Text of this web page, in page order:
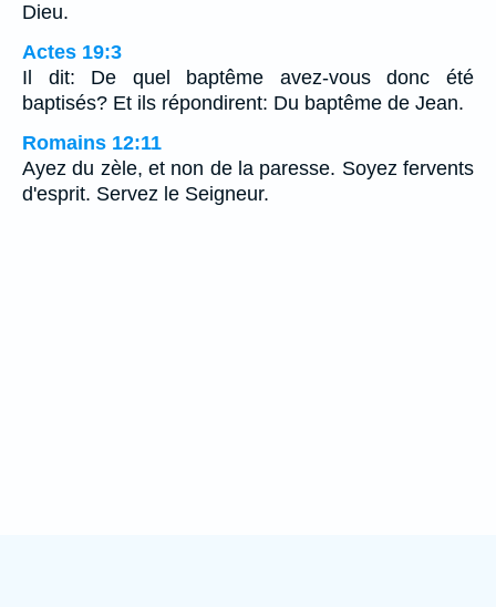
Dieu.
Actes 19:3
Il dit: De quel baptême avez-vous donc été
baptisés? Et ils répondirent: Du baptême de Jean.
Romains 12:11
Ayez du zèle, et non de la paresse. Soyez fervents
d'esprit. Servez le Seigneur.